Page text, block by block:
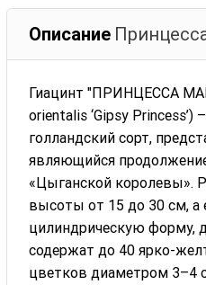
Описание
Гиацинт "ПРИНЦЕССА
orientalis ‘Gipsy Princess’)
голландский сорт,
являющийся
«Цыганской королевы».
высоты от 15 до 30 см, а
цилиндрическую форму,
содержат до 40 ярко-
цветков диаметром 3–4